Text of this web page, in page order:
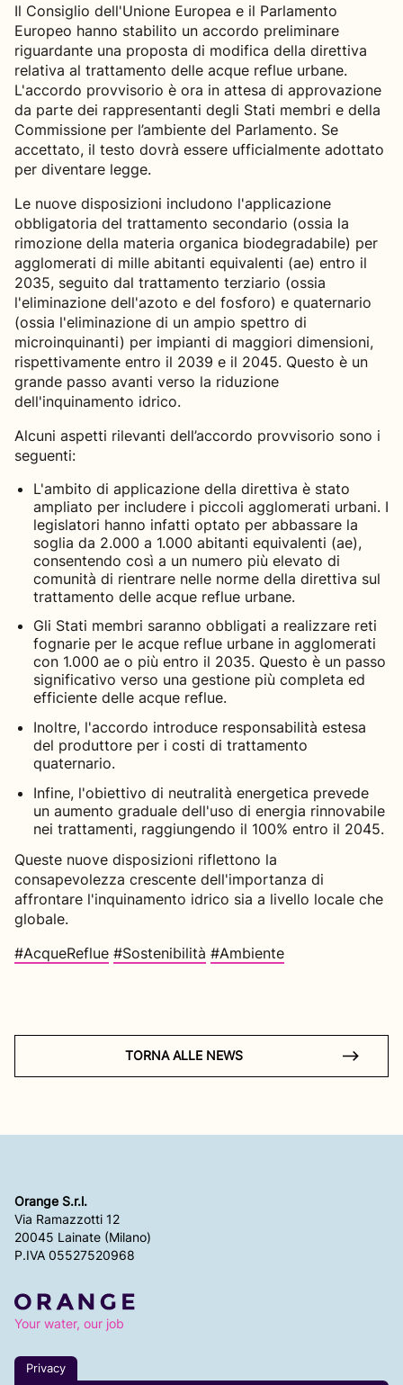
Il Consiglio dell'Unione Europea e il Parlamento
Europeo hanno stabilito un accordo preliminare
riguardante una proposta di modifica della direttiva
relativa al trattamento delle acque reflue urbane.
L'accordo provvisorio è ora in attesa di approvazione
da parte dei rappresentanti degli Stati membri e della
Commissione per l’ambiente del Parlamento. Se
accettato, il testo dovrà essere ufficialmente adottato
per diventare legge.
Le nuove disposizioni includono l'applicazione
obbligatoria del trattamento secondario (ossia la
rimozione della materia organica biodegradabile) per
agglomerati di mille abitanti equivalenti (ae) entro il
2035, seguito dal trattamento terziario (ossia
l'eliminazione dell'azoto e del fosforo) e quaternario
(ossia l'eliminazione di un ampio spettro di
microinquinanti) per impianti di maggiori dimensioni,
rispettivamente entro il 2039 e il 2045. Questo è un
grande passo avanti verso la riduzione
dell'inquinamento idrico.
Alcuni aspetti rilevanti dell’accordo provvisorio sono i
seguenti:
L'ambito di applicazione della direttiva è stato
ampliato per includere i piccoli agglomerati urbani. I
legislatori hanno infatti optato per abbassare la
soglia da 2.000 a 1.000 abitanti equivalenti (ae),
consentendo così a un numero più elevato di
comunità di rientrare nelle norme della direttiva sul
trattamento delle acque reflue urbane.
Gli Stati membri saranno obbligati a realizzare reti
fognarie per le acque reflue urbane in agglomerati
con 1.000 ae o più entro il 2035. Questo è un passo
significativo verso una gestione più completa ed
efficiente delle acque reflue.
Inoltre, l'accordo introduce responsabilità estesa
del produttore per i costi di trattamento
quaternario.
Infine, l'obiettivo di neutralità energetica prevede
un aumento graduale dell'uso di energia rinnovabile
nei trattamenti, raggiungendo il 100% entro il 2045.
Queste nuove disposizioni riflettono la
consapevolezza crescente dell'importanza di
affrontare l'inquinamento idrico sia a livello locale che
globale.
#AcqueReflue #Sostenibilità #Ambiente
TORNA ALLE NEWS
Orange S.r.l.
Via Ramazzotti 12
20045 Lainate (Milano)
P.IVA 05527520968
Your water, our job
Privacy